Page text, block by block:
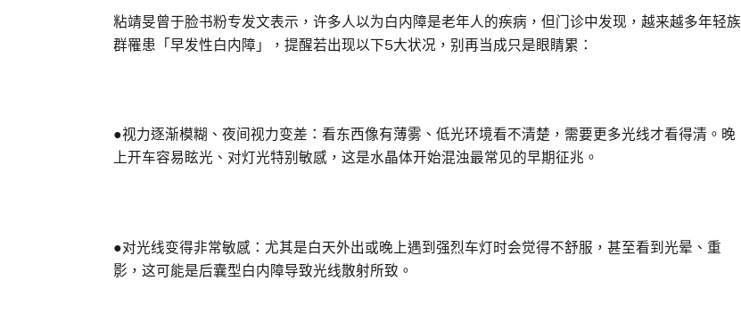
粘靖旻曾于脸书粉专发文表示，许多人以为白内障是老年人的疾病，但门诊中发现，越来越多年轻族
群罹患「早发性白内障」，提醒若出现以下5大状况，别再当成只是眼睛累：
●视力逐渐模糊、夜间视力变差：看东西像有薄雾、低光环境看不清楚，需要更多光线才看得清。晚
上开车容易眩光、对灯光特别敏感，这是水晶体开始混浊最常见的早期征兆。
●对光线变得非常敏感：尤其是白天外出或晚上遇到强烈车灯时会觉得不舒服，甚至看到光晕、重
影，这可能是后囊型白内障导致光线散射所致。